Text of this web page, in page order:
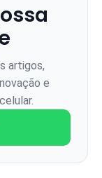
artigos,
e